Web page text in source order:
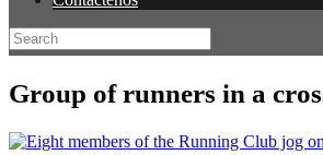
Group of runners in a